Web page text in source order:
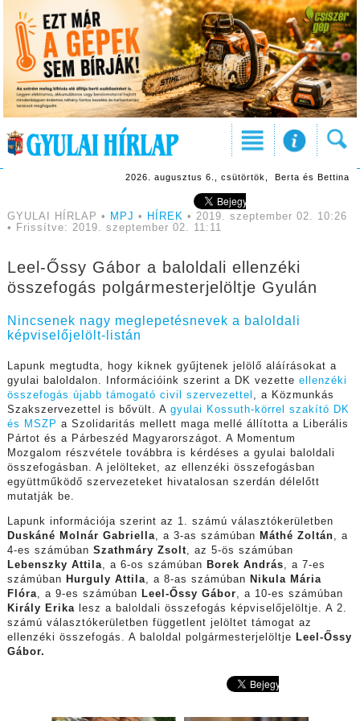
2026. augusztus 6., csütörtök, Berta és Bettina
GYULAI HÍRLAP • MPJ • HÍREK • 2019. szeptember 02. 10:26
• Frissítve: 2019. szeptember 02. 11:11
Leel-Őssy Gábor a baloldali ellenzéki
összefogás polgármesterjelöltje Gyulán
Nincsenek nagy meglepetésnevek a baloldali
képviselőjelölt-listán
Lapunk megtudta, hogy kiknek gyűjtenek jelölő aláírásokat a
gyulai baloldalon. Információink szerint a DK vezette ellenzéki
összefogás újabb támogató civil szervezettel , a Közmunkás
Szakszervezettel is bővült. A gyulai Kossuth-körrel szakító DK
és MSZP a Szolidaritás mellett maga mellé állította a Liberális
Pártot és a Párbeszéd Magyarországot. A Momentum
Mozgalom részvétele továbbra is kérdéses a gyulai baloldali
összefogásban. A jelölteket, az ellenzéki összefogásban
együttműködő szervezeteket hivatalosan szerdán délelőtt
mutatják be.
Lapunk információja szerint az 1. számú választókerületben
Duskáné Molnár Gabriella, a 3-as számúban Máthé Zoltán, a
4-es számúban Szathmáry Zsolt, az 5-ös számúban
Lebenszky Attila, a 6-os számúban Borek András, a 7-es
számúban Hurguly Attila, a 8-as számúban Nikula Mária
Flóra, a 9-es számúban Leel-Őssy Gábor, a 10-es számúban
Király Erikalesz a baloldali összefogás képviselőjelöltje. A 2.
számú választókerületben függetlent jelöltet támogat az
ellenzéki összefogás. A baloldal polgármesterjelöltje Leel-Őssy
Gábor.